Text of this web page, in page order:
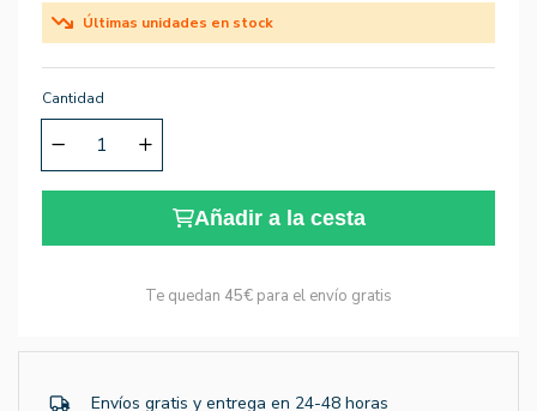
Últimas unidades en stock
Cantidad
Añadir a la cesta
Te quedan 45€ para el envío gratis
Envíos gratis y entrega en 24-48 horas